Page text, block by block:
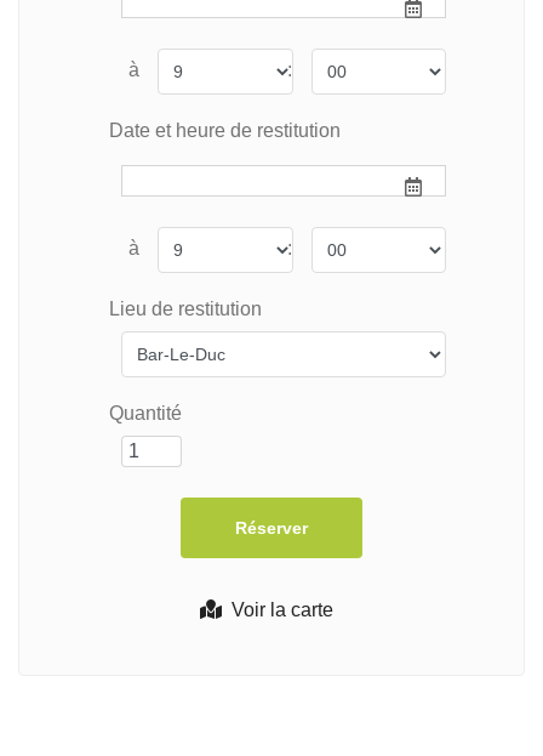
Voir la carte
à :
Date et heure de restitution
à :
Lieu de restitution
Quantité